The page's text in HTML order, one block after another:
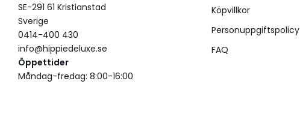
SE-291 61 Kristianstad
Sverige
0414-400 430
info@hippiedeluxe.se
Öppettider
Måndag-fredag: 8:00-16:00
Köpvillkor
Personuppgiftspolicy
FAQ